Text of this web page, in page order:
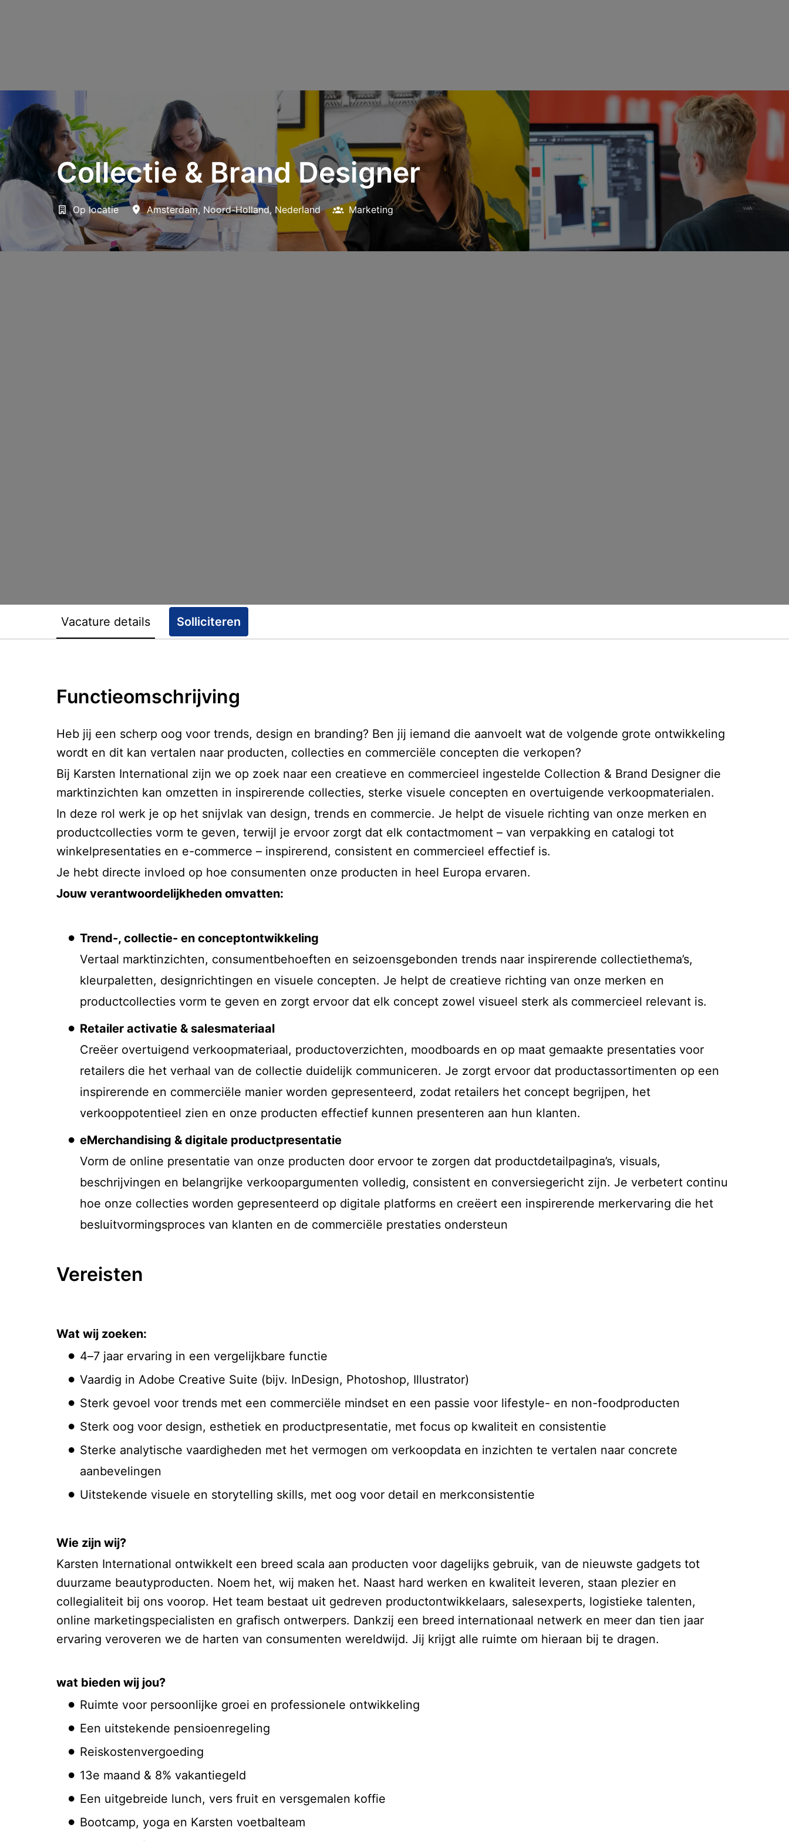
Collectie & Brand Designer
Op locatie Amsterdam, Noord-Holland, Nederland Marketing
Vacature details Solliciteren
Functieomschrijving
Heb jij een scherp oog voor trends, design en branding? Ben jij iemand die aanvoelt wat de volgende grote ontwikkeling
wordt en dit kan vertalen naar producten, collecties en commerciële concepten die verkopen?
Bij Karsten International zijn we op zoek naar een creatieve en commercieel ingestelde Collection & Brand Designer die
marktinzichten kan omzetten in inspirerende collecties, sterke visuele concepten en overtuigende verkoopmaterialen.
In deze rol werk je op het snijvlak van design, trends en commercie. Je helpt de visuele richting van onze merken en
productcollecties vorm te geven, terwijl je ervoor zorgt dat elk contactmoment – van verpakking en catalogi tot
winkelpresentaties en e-commerce – inspirerend, consistent en commercieel effectief is.
Je hebt directe invloed op hoe consumenten onze producten in heel Europa ervaren.
Jouw verantwoordelijkheden omvatten:
Trend-, collectie- en conceptontwikkeling
Vertaal marktinzichten, consumentbehoeften en seizoensgebonden trends naar inspirerende collectiethema’s,
kleurpaletten, designrichtingen en visuele concepten. Je helpt de creatieve richting van onze merken en
productcollecties vorm te geven en zorgt ervoor dat elk concept zowel visueel sterk als commercieel relevant is.
Retailer activatie & salesmateriaal
Creëer overtuigend verkoopmateriaal, productoverzichten, moodboards en op maat gemaakte presentaties voor
retailers die het verhaal van de collectie duidelijk communiceren. Je zorgt ervoor dat productassortimenten op een
inspirerende en commerciële manier worden gepresenteerd, zodat retailers het concept begrijpen, het
verkooppotentieel zien en onze producten effectief kunnen presenteren aan hun klanten.
eMerchandising & digitale productpresentatie
Vorm de online presentatie van onze producten door ervoor te zorgen dat productdetailpagina’s, visuals,
beschrijvingen en belangrijke verkoopargumenten volledig, consistent en conversiegericht zijn. Je verbetert continu
hoe onze collecties worden gepresenteerd op digitale platforms en creëert een inspirerende merkervaring die het
besluitvormingsproces van klanten en de commerciële prestaties ondersteun
Vereisten
Wat wij zoeken:
4–7 jaar ervaring in een vergelijkbare functie
Vaardig in Adobe Creative Suite (bijv. InDesign, Photoshop, Illustrator)
Sterk gevoel voor trends met een commerciële mindset en een passie voor lifestyle- en non-foodproducten
Sterk oog voor design, esthetiek en productpresentatie, met focus op kwaliteit en consistentie
Sterke analytische vaardigheden met het vermogen om verkoopdata en inzichten te vertalen naar concrete
aanbevelingen
Uitstekende visuele en storytelling skills, met oog voor detail en merkconsistentie
Wie zijn wij?
Karsten International ontwikkelt een breed scala aan producten voor dagelijks gebruik, van de nieuwste gadgets tot
duurzame beautyproducten. Noem het, wij maken het. Naast hard werken en kwaliteit leveren, staan plezier en
collegialiteit bij ons voorop. Het team bestaat uit gedreven productontwikkelaars, salesexperts, logistieke talenten,
online marketingspecialisten en grafisch ontwerpers. Dankzij een breed internationaal netwerk en meer dan tien jaar
ervaring veroveren we de harten van consumenten wereldwijd. Jij krijgt alle ruimte om hieraan bij te dragen.
wat bieden wij jou?
Ruimte voor persoonlijke groei en professionele ontwikkeling
Een uitstekende pensioenregeling
Reiskostenvergoeding
13e maand & 8% vakantiegeld
Een uitgebreide lunch, vers fruit en versgemalen koffie
Bootcamp, yoga en Karsten voetbalteam